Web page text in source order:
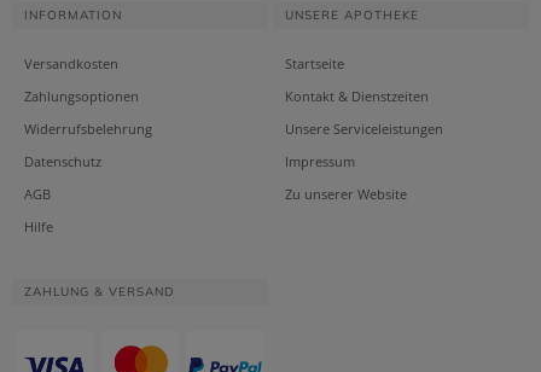
INFORMATION
Versandkosten
Zahlungsoptionen
Widerrufsbelehrung
Datenschutz
AGB
Hilfe
UNSERE APOTHEKE
Startseite
Kontakt & Dienstzeiten
Unsere Serviceleistungen
Impressum
Zu unserer Website
ZAHLUNG & VERSAND